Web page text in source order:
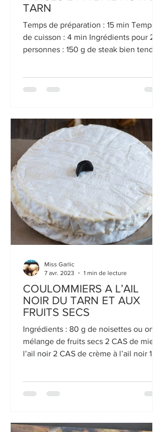
TARN
Temps de préparation : 15 min Temps
de cuisson : 4 min Ingrédients pour 2
personnes : 150 g de steak bien tendre
COULOMMIERS A L’AIL
NOIR DU TARN ET AUX
FRUITS SECS
Ingrédients : 80 g de noisettes ou on
mélange de fruits secs 2 CAS de miel à
l’ail noir 2 CAS de crème à l’ail noir 1
Miss Garlic
7 avr. 2023
1 min de lecture